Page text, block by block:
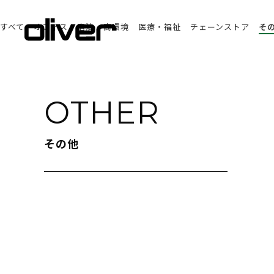
すべて オフィス 宿泊 商環境 医療・福祉 チェーンストア そ
OTHER
その他